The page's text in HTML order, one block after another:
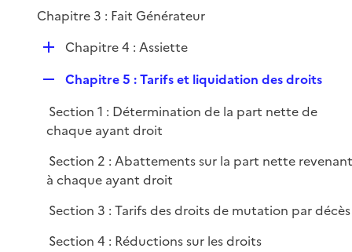
i
Chapitre 3 : Fait Générateur
D
p
i
e
r
Chapitre 4 : Assiette
p
l
Chapitre 5 : Tarifs et liquidation des droits
Section 1 : Détermination de la part nette de
chaque ayant droit
Section 2 : Abattements sur la part nette
à chaque ayant droit
Section 3 : Tarifs des droits de mutation par décès
Section 4 : Réductions sur les droits